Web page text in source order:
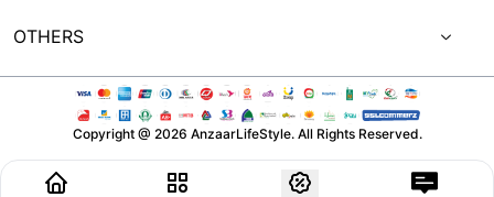
OTHERS
Copyright @ 2026 AnzaarLifeStyle. All Rights Reserved.